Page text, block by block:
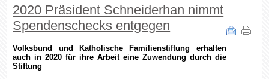
2020 Präsident Schneiderhan nimmt
Spendenschecks entgegen
Volksbund und Katholische Familienstiftung erhalten
auch in 2020 für ihre Arbeit eine Zuwendung durch die
Stiftung